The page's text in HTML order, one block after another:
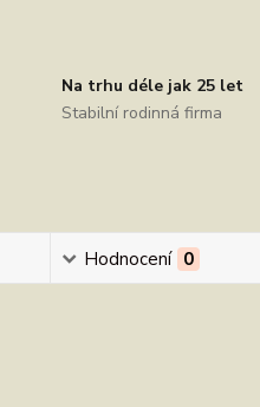
Na trhu déle jak 25 let
Stabilní rodinná firma
Hodnocení 0